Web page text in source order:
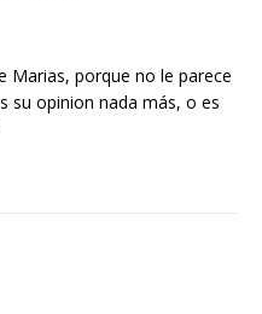
Marias, porque no le parece
su opinion nada más, o es